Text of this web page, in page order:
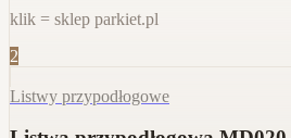
klik = sklep parkiet.pl
2
Listwy przypodłogowe